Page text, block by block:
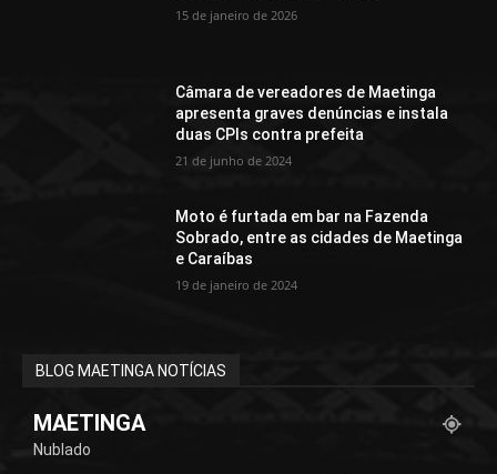
15 de janeiro de 2026
Câmara de vereadores de Maetinga
apresenta graves denúncias e instala
duas CPIs contra prefeita
21 de junho de 2024
Moto é furtada em bar na Fazenda
Sobrado, entre as cidades de Maetinga
e Caraíbas
19 de janeiro de 2024
BLOG MAETINGA NOTÍCIAS
MAETINGA
Nublado